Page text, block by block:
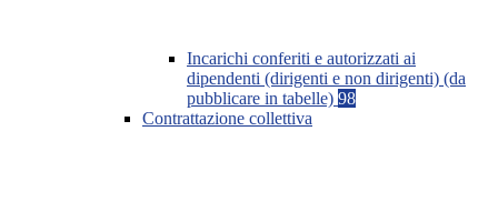
Incarichi conferiti e autorizzati ai
dipendenti (dirigenti e non dirigenti) (da
pubblicare in tabelle) 98
Contrattazione collettiva